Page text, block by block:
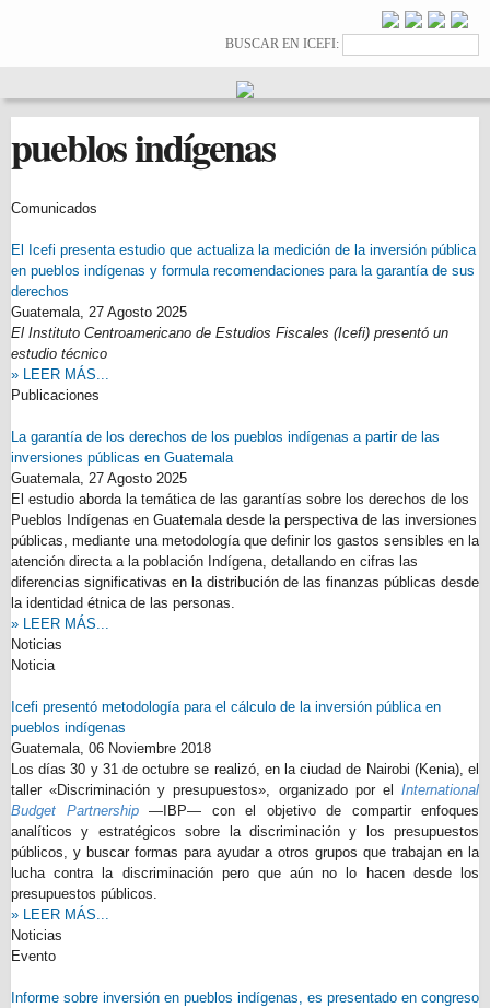
principalFormulario de
búsqueda
BUSCAR EN ICEFI:
pueblos indígenas
Comunicados
El Icefi presenta estudio que actualiza la medición de la inversión pública
en pueblos indígenas y formula recomendaciones para la garantía de sus
derechos
Guatemala, 27 Agosto 2025
El Instituto Centroamericano de Estudios Fiscales (Icefi) presentó un
estudio técnico
» LEER MÁS...
Publicaciones
La garantía de los derechos de los pueblos indígenas a partir de las
inversiones públicas en Guatemala
Guatemala, 27 Agosto 2025
El estudio aborda la temática de las garantías sobre los derechos de los
Pueblos Indígenas en Guatemala desde la perspectiva de las inversiones
públicas, mediante una metodología que definir los gastos sensibles en la
atención directa a la población Indígena, detallando en cifras las
diferencias significativas en la distribución de las finanzas públicas desde
la identidad étnica de las personas.
» LEER MÁS...
Noticias
Noticia
Icefi presentó metodología para el cálculo de la inversión pública en
pueblos indígenas
Guatemala, 06 Noviembre 2018
Los días 30 y 31 de octubre se realizó, en la ciudad de Nairobi (Kenia), el
taller «Discriminación y presupuestos», organizado por el International
Budget Partnership―IBP― con el objetivo de compartir enfoques
analíticos y estratégicos sobre la discriminación y los presupuestos
públicos, y buscar formas para ayudar a otros grupos que trabajan en la
lucha contra la discriminación pero que aún no lo hacen desde los
presupuestos públicos.
» LEER MÁS...
Noticias
Evento
Informe sobre inversión en pueblos indígenas, es presentado en congreso